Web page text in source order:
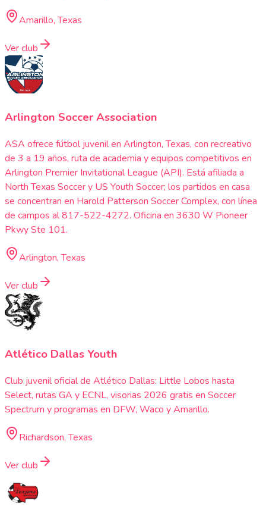
Amarillo, Texas
Ver club
Arlington Soccer Association
ASA ofrece fútbol juvenil en Arlington, Texas, con recreativo
de 3 a 19 años, ruta de academia y equipos competitivos en
Arlington Premier Invitational League (API). Está afiliada a
North Texas Soccer y US Youth Soccer; los partidos en casa
se concentran en Harold Patterson Soccer Complex, con línea
de campos al 817-522-4272. Oficina en 3630 W Pioneer
Pkwy Ste 101.
Arlington, Texas
Ver club
Atlético Dallas Youth
Club juvenil oficial de Atlético Dallas: Little Lobos hasta
Select, rutas GA y ECNL, visorias 2026 gratis en Soccer
Spectrum y programas en DFW, Waco y Amarillo.
Richardson, Texas
Ver club